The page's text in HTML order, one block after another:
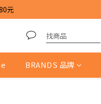
元
BRANDS 品牌